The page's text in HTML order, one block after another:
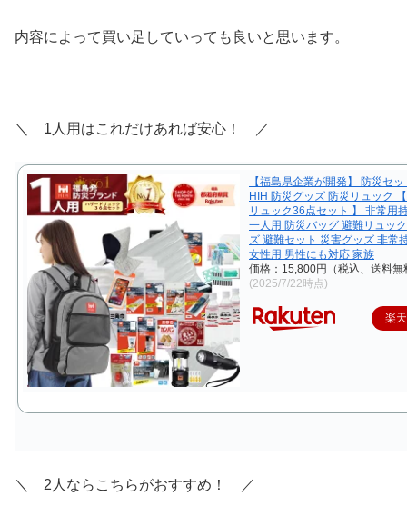
内容によって買い足していっても良いと思います。
＼ 1人用はこれだけあれば安心！ ／
【福島県企業が開発】 防災セ
HIH 防災グッズ 防災リュック
リュック36点セット 】 非常用
一人用 防災バッグ 避難リュッ
ズ 避難セット 災害グッズ 非常
女性用 男性にも対応 家族
価格：15,800円（税込、送料無
(2025/7/22時点)
楽
＼ 2人ならこちらがおすすめ！ ／